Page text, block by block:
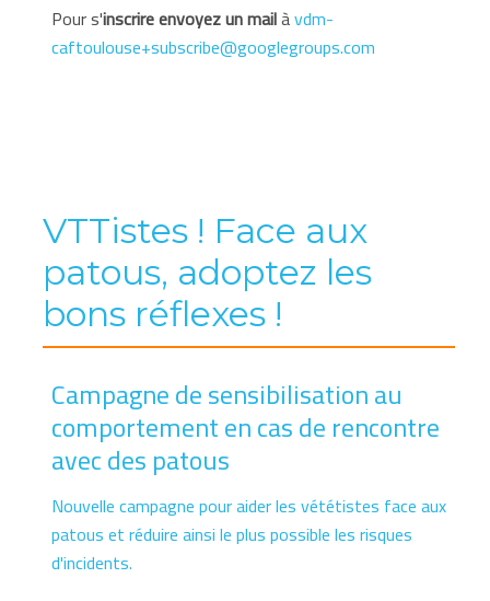
Pour s'inscrire envoyez un mailàvdm-
caftoulouse+subscribe@googlegroups.com
VTTistes ! Face aux
patous, adoptez les
bons réflexes !
Campagne de sensibilisation au
comportement en cas de rencontre
avec des patous
Nouvelle campagne pour aider les vététistes face aux
patous et réduire ainsi le plus possible les risques
d'incidents.